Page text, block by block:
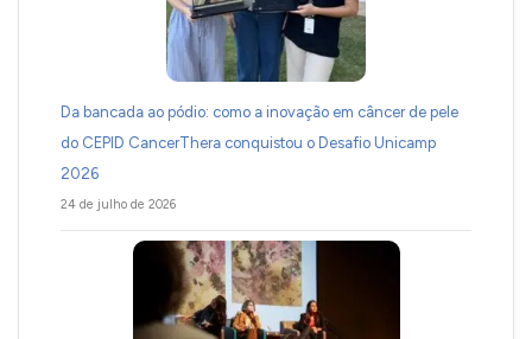
Da bancada ao pódio: como a inovação em câncer de pele
do CEPID CancerThera conquistou o Desafio Unicamp
2026
24 de julho de 2026